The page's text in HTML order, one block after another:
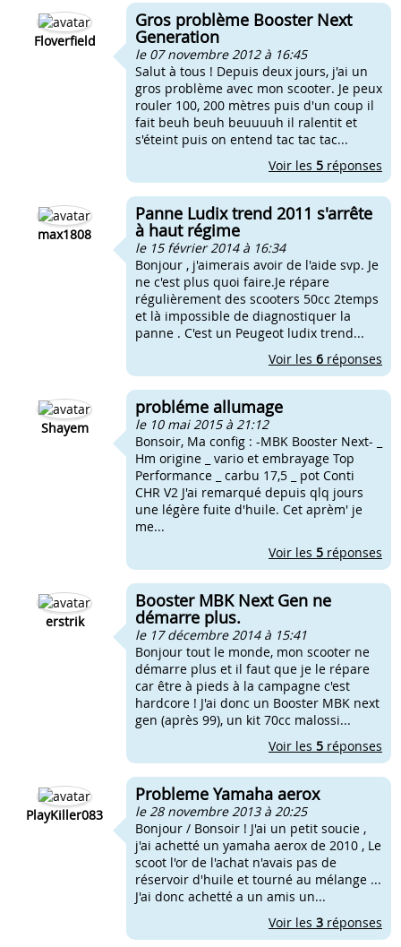
Floverfield
Gros problème Booster Next
Generation
le 07 novembre 2012 à 16:45
Salut à tous ! Depuis deux jours, j'ai un
gros problème avec mon scooter. Je peux
rouler 100, 200 mètres puis d'un coup il
fait beuh beuh beuuuuh il ralentit et
s'éteint puis on entend tac tac tac...
Voir les 5 réponses
max1808
Panne Ludix trend 2011 s'arrête
à haut régime
le 15 février 2014 à 16:34
Bonjour , j'aimerais avoir de l'aide svp. Je
ne c'est plus quoi faire.Je répare
régulièrement des scooters 50cc 2temps
et là impossible de diagnostiquer la
panne . C'est un Peugeot ludix trend...
Voir les 6 réponses
Shayem
probléme allumage
le 10 mai 2015 à 21:12
Bonsoir, Ma config : -MBK Booster Next- _
Hm origine _ vario et embrayage Top
Performance _ carbu 17,5 _ pot Conti
CHR V2 J'ai remarqué depuis qlq jours
une légère fuite d'huile. Cet aprèm' je
me...
Voir les 5 réponses
erstrik
Booster MBK Next Gen ne
démarre plus.
le 17 décembre 2014 à 15:41
Bonjour tout le monde, mon scooter ne
démarre plus et il faut que je le répare
car être à pieds à la campagne c'est
hardcore ! J'ai donc un Booster MBK next
gen (après 99), un kit 70cc malossi...
Voir les 5 réponses
PlayKiller083
Probleme Yamaha aerox
le 28 novembre 2013 à 20:25
Bonjour / Bonsoir ! J'ai un petit soucie ,
j'ai achetté un yamaha aerox de 2010 , Le
scoot l'or de l'achat n'avais pas de
réservoir d'huile et tourné au mélange ...
J'ai donc achetté a un amis un...
Voir les 3 réponses